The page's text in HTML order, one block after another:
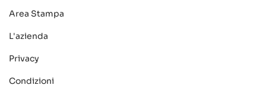
Area Stampa
L'azienda
Privacy
Condizioni